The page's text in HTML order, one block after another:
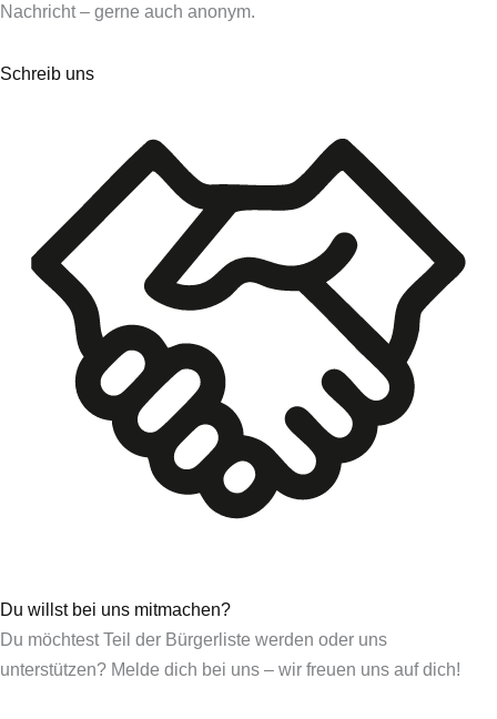
Nachricht – gerne auch anonym.
Schreib uns
Du willst bei uns mitmachen?
Du möchtest Teil der Bürgerliste werden oder uns
unterstützen? Melde dich bei uns – wir freuen uns auf dich!